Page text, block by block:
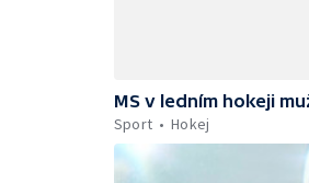
MS v ledním hokeji
Sport
Hokej